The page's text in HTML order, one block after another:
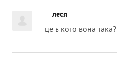
леся
це в кого вона